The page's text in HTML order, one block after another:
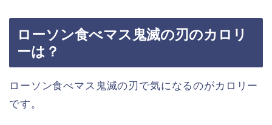
ローソン食べマス鬼滅の刃のカロリ
ーは？
ローソン食べマス鬼滅の刃で気になるのがカロリー
です。